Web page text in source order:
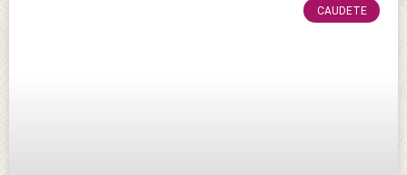
CAUDETE